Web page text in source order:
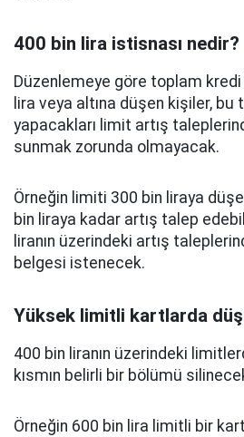
400 bin lira istisnası nedir?
Düzenlemeye göre toplam
lira veya altına düşen kişiler,
yapacakları limit artış
sunmak zorunda olmayacak.
Örneğin limiti 300 bin liraya
bin liraya kadar artış talep
liranın üzerindeki artış
belgesi istenecek.
Yüksek limitli kartlarda
400 bin liranın üzerindeki
kısmın belirli bir bölümü
Örneğin 600 bin lira limitli bir